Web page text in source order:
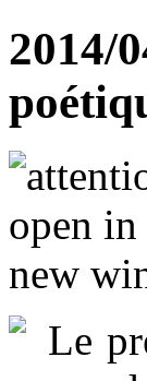
2014/
Le